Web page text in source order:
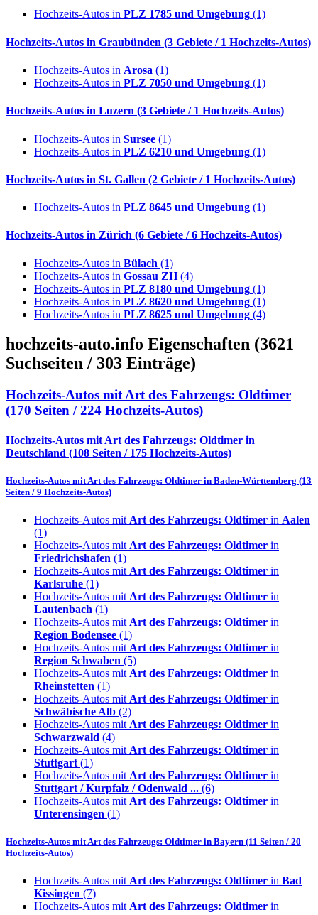
Hochzeits-Autos in PLZ 1785 und Umgebung (1)
Hochzeits-Autos in Graubünden (3 Gebiete / 1 Hochzeits-Autos)
Hochzeits-Autos in Arosa (1)
Hochzeits-Autos in PLZ 7050 und Umgebung (1)
Hochzeits-Autos in Luzern (3 Gebiete / 1 Hochzeits-Autos)
Hochzeits-Autos in Sursee (1)
Hochzeits-Autos in PLZ 6210 und Umgebung (1)
Hochzeits-Autos in St. Gallen (2 Gebiete / 1 Hochzeits-Autos)
Hochzeits-Autos in PLZ 8645 und Umgebung (1)
Hochzeits-Autos in Zürich (6 Gebiete / 6 Hochzeits-Autos)
Hochzeits-Autos in Bülach (1)
Hochzeits-Autos in Gossau ZH(4)
Hochzeits-Autos in PLZ 8180 und Umgebung (1)
Hochzeits-Autos in PLZ 8620 und Umgebung (1)
Hochzeits-Autos in PLZ 8625 und Umgebung (4)
hochzeits-auto.info Eigenschaften (3621
Suchseiten / 303 Einträge)
Hochzeits-Autos mitArt des Fahrzeugs: Oldtimer
(170 Seiten / 224 Hochzeits-Autos)
Hochzeits-Autos mit Art des Fahrzeugs: Oldtimer in
Deutschland (108 Seiten / 175 Hochzeits-Autos)
Hochzeits-Autos mit Art des Fahrzeugs: Oldtimer in Baden-Württemberg (13
Seiten / 9 Hochzeits-Autos)
Hochzeits-Autos mit Art des Fahrzeugs: Oldtimer in Aalen
(1)
Hochzeits-Autos mit Art des Fahrzeugs: Oldtimer in
Friedrichshafen (1)
Hochzeits-Autos mit Art des Fahrzeugs: Oldtimer in
Karlsruhe (1)
Hochzeits-Autos mit Art des Fahrzeugs: Oldtimer in
Lautenbach (1)
Hochzeits-Autos mit Art des Fahrzeugs: Oldtimer in
Region Bodensee (1)
Hochzeits-Autos mit Art des Fahrzeugs: Oldtimer in
Region Schwaben (5)
Hochzeits-Autos mit Art des Fahrzeugs: Oldtimer in
Rheinstetten (1)
Hochzeits-Autos mit Art des Fahrzeugs: Oldtimer in
Schwäbische Alb (2)
Hochzeits-Autos mit Art des Fahrzeugs: Oldtimer in
Schwarzwald (4)
Hochzeits-Autos mit Art des Fahrzeugs: Oldtimer in
Stuttgart (1)
Hochzeits-Autos mit Art des Fahrzeugs: Oldtimer in
Stuttgart / Kurpfalz / Odenwald ... (6)
Hochzeits-Autos mit Art des Fahrzeugs: Oldtimer in
Unterensingen (1)
Hochzeits-Autos mitArt des Fahrzeugs: Oldtimer in Bayern (11 Seiten / 20
Hochzeits-Autos)
Hochzeits-Autos mit Art des Fahrzeugs: Oldtimer in Bad
Kissingen (7)
Hochzeits-Autos mit Art des Fahrzeugs: Oldtimer in